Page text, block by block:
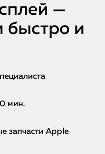
—
быстро и
мин.
запчасти Apple